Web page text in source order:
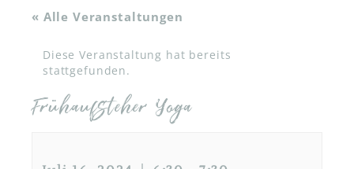
« Alle Veranstaltungen
Diese Veranstaltung hat bereits
stattgefunden.
Frühaufsteher Yoga